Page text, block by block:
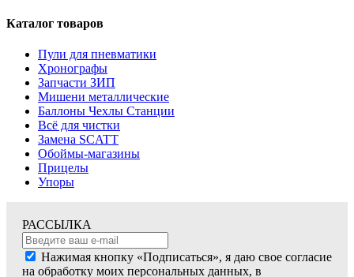
Каталог товаров
Пули для пневматики
Хронографы
Запчасти ЗИП
Мишени металлические
Баллоны Чехлы Станции
Всё для чистки
Замена SCATT
Обоймы-магазины
Прицелы
Упоры
РАССЫЛКА
Нажимая кнопку «Подписаться», я даю свое согласие
на обработку моих персональных данных, в